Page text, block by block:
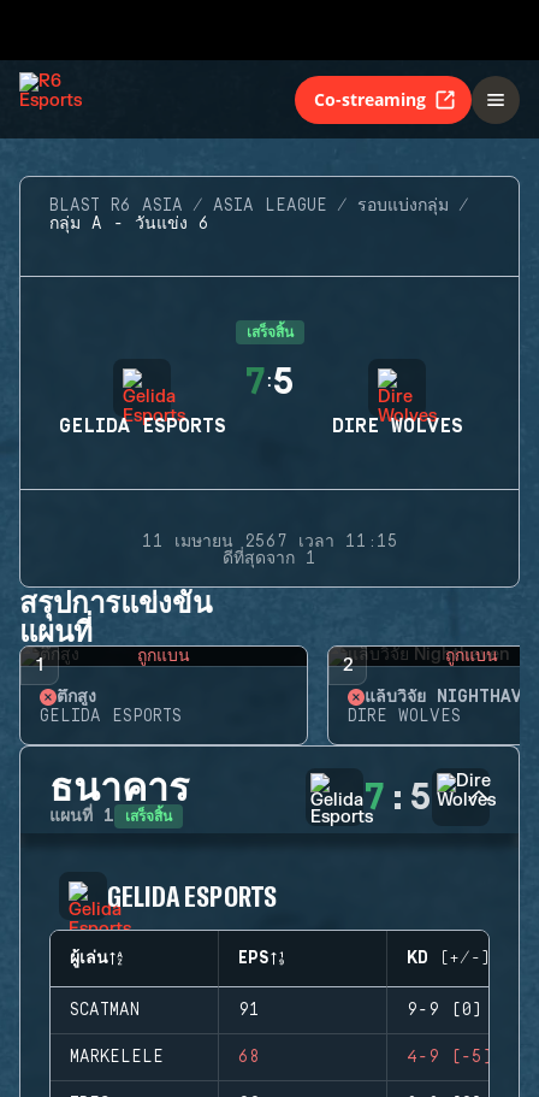
Co-streaming
BLAST R6 ASIA ASIA LEAGUE
รอบแบ่งกลุ่ม
กลุ่ม A - วันแข่ง 6
เสร็จสิ้น
GELIDA ESPORTS
7:5
DIRE WOLVES
11 เมษายน 2567 เวลา 11:15
ดีที่สุดจาก 1
สรุปการแข่งขัน
แผนที่
1 ถูกแบน
ตึกสูง
GELIDA ESPORTS
2 ถูกแบน
แล็บวิจัย
DIRE WOLVES
ธนาคาร
แผนที่ 1 เสร็จสิ้น 7 : 5
GELIDA ESPORTS
ผู้เล่น EPS KD (+/-)
SCATMAN 91 9-9 (0)
MARKELELE 68 4-9 (-5)